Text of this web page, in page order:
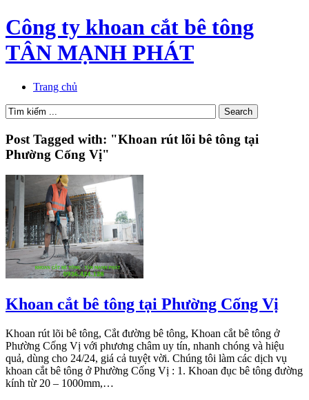
Công ty khoan cắt bê tông
TÂN MẠNH PHÁT
Trang chủ
Post Tagged with: "Khoan rút lõi bê tông tại
Phường Cống Vị"
Khoan cắt bê tông tại Phường Cống Vị
Khoan rút lõi bê tông, Cắt đường bê tông, Khoan cắt bê tông ở
Phường Cống Vị với phương châm uy tín, nhanh chóng và hiệu
quả, dùng cho 24/24, giá cả tuyệt vời. Chúng tôi làm các dịch vụ
khoan cắt bê tông ở Phường Cống Vị : 1. Khoan đục bê tông đường
kính từ 20 – 1000mm,…